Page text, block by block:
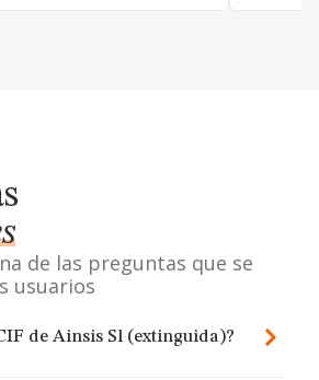
de las preguntas que se
usuarios
de Ainsis Sl (extinguida)?